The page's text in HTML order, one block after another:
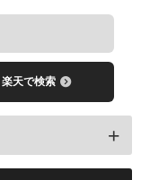
天で検索
楽天で検索